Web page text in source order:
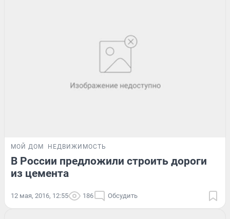
МОЙ ДОМ НЕДВИЖИМОСТЬ
В России предложили строить дороги
из цемента
12 мая, 2016, 12:55 186 Обсудить